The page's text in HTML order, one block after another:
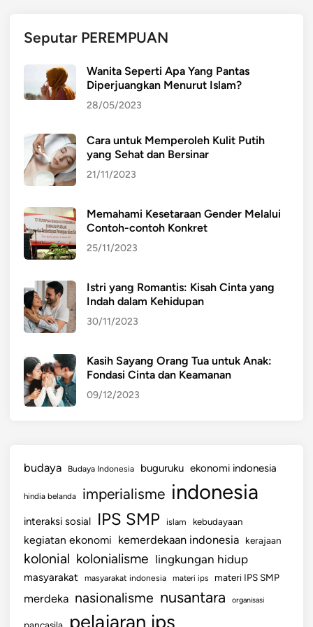
a
n
n
t
n
y
Seputar PEREMPUAN
Wanita Seperti Apa Yang Pantas
Diperjuangkan Menurut Islam?
28/05/2023
Cara untuk Memperoleh Kulit Putih
yang Sehat dan Bersinar
21/11/2023
Memahami Kesetaraan Gender Melalui
Contoh-contoh Konkret
25/11/2023
Istri yang Romantis: Kisah Cinta yang
Indah dalam Kehidupan
30/11/2023
Kasih Sayang Orang Tua untuk Anak:
Fondasi Cinta dan Keamanan
09/12/2023
budaya Budaya Indonesia buguruku ekonomi indonesia
hindia belanda imperialisme indonesia
interaksi sosial IPS SMP islam kebudayaan
kegiatan ekonomi kemerdekaan indonesia kerajaan
kolonial kolonialisme lingkungan hidup
masyarakat masyarakat indonesia materi ips materi IPS SMP
merdeka nasionalisme nusantara organisasi
pelajaran ips